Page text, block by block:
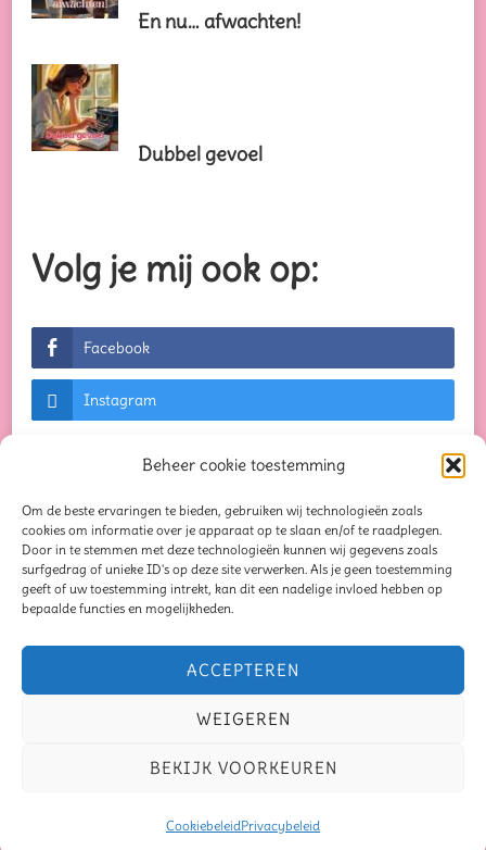
Beheer cookie toestemming
Om de beste ervaringen te bieden, gebruiken wij technologieën zoals
cookies om informatie over je apparaat op te slaan en/of te raadplegen.
Door in te stemmen met deze technologieën kunnen wij gegevens zoals
surfgedrag of unieke ID's op deze site verwerken. Als je geen toestemming
geeft of uw toestemming intrekt, kan dit een nadelige invloed hebben op
bepaalde functies en mogelijkheden.
ACCEPTEREN
WEIGEREN
BEKIJK VOORKEUREN
CookiebeleidPrivacybeleid
En nu… afwachten!
Dubbel gevoel
Volg je mij ook op:
Facebook
Instagram
© Auteursrechten 2026Creaties waar je blij van
wordt.... Alle rechten voorbehouden. Chic Lite |
Ontwikkeld doorRara Themes. Mogelijk
Seizoensliefde
Mindful Moments Bundel
Oorbellen
Schrijven
Privacybeleid Disclaimer